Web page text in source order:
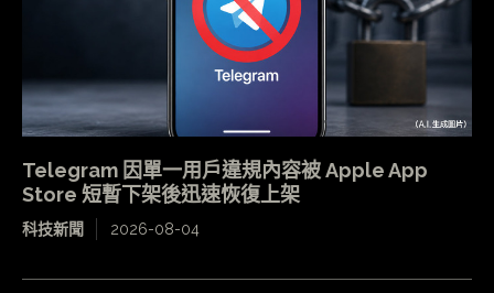
Telegram 因單一用戶違規內容被 Apple App
Store 短暫下架後迅速恢復上架
科技新聞 2026-08-04